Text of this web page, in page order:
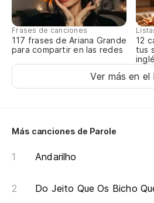
Frases de canciones
117 frases de Ariana Grande
para compartir en las redes
12
tus
Ver más en el
Más canciones de Parole
Andarilho
Do Jeito Que Os Bicho